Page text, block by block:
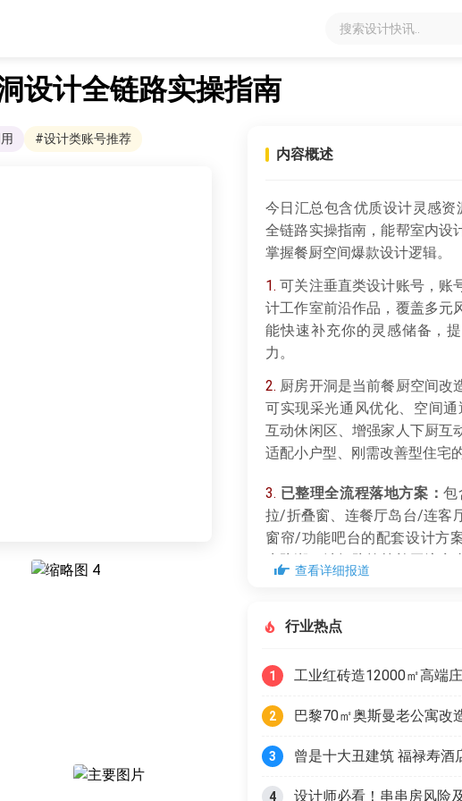
设计全链路实操指南
#设计类账号推荐
内容概述
今日汇总包含优质设计灵感
全链路实操指南，能帮室内设
掌握餐厨空间爆款设计逻辑。
1. 可关注垂直类设计账号，账
计工作室前沿作品，覆盖多元
能快速补充你的灵感储备，
力。
2. 厨房开洞是当前餐厨空间改
可实现采光通风优化、空间
互动休闲区、增强家人下厨互
适配小户型、刚需改善型住宅
3. 已整理全流程落地方案：包
拉/折叠窗、连餐厅岛台/连客
窗帘/功能吧台的配套设计方
水防潮、油烟防控等施工注意
查看详细报道
行业热点
1
2 巴黎70㎡奥斯曼老公寓改
3 曾是十大丑建筑 福禄寿酒
4 设计师必看！串串房风险